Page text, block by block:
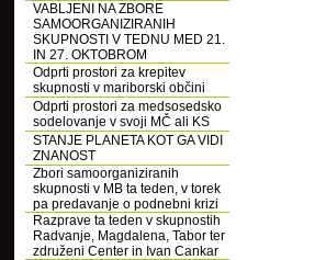
VABLJENI NA ZBORE
SAMOORGANIZIRANIH
SKUPNOSTI V TEDNU MED 21.
IN 27. OKTOBROM
Odprti prostori za krepitev
skupnosti v mariborski občini
Odprti prostori za medsosedsko
sodelovanje v svoji MČ ali KS
STANJE PLANETA KOT GA VIDI
ZNANOST
Zbori samoorganiziranih
skupnosti v MB ta teden, v torek
pa predavanje o podnebni krizi
Razprave ta teden v skupnostih
Radvanje, Magdalena, Tabor ter
združeni Center in Ivan Cankar